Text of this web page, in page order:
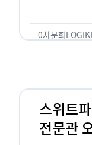
0차문화
스위트
전문관